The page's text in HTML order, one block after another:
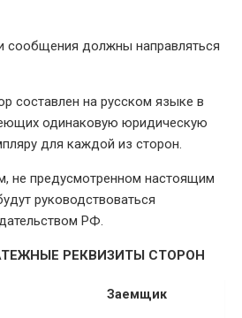
сообщения должны направляться
составлен на русском языке в
одинаковую юридическую
для каждой из сторон.
не предусмотренном настоящим
руководствоваться
РФ.
РЕКВИЗИТЫ СТОРОН
Заемщик